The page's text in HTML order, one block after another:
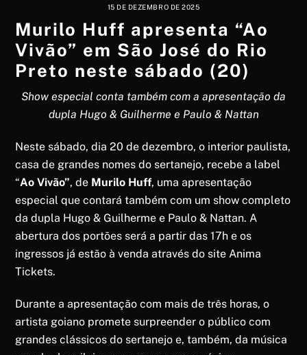
15 DE DEZEMBRO DE 2025
Murilo Huff apresenta “Ao
Vivão” em São José do Rio
Preto neste sábado (20)
Show especial conta também com a apresentação da
dupla Hugo & Guilherme e Paulo & Nattan
Neste sábado, dia 20 de dezembro, o interior paulista,
casa de grandes nomes do sertanejo, recebe a label
“Ao Vivão”, de Murilo Huff, uma apresentação
especial que contará também com um show completo
da dupla Hugo & Guilherme e Paulo & Nattan. A
abertura dos portões será a partir das 17h e os
ingressos já estão à venda através do siteAnima
Tickets.
Durante a apresentação com mais de três horas, o
artista goiano promete surpreender o público com
grandes clássicos do sertanejo e, também, da música